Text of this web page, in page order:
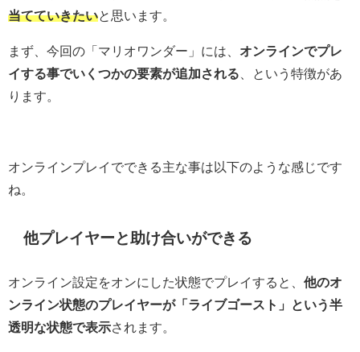
当てていきたいと思います。
まず、今回の「マリオワンダー」には、 オンラインでプレ
イする事でいくつかの要素が追加される 、という特徴があ
ります。
オンラインプレイでできる主な事は以下のような感じです
ね。
他プレイヤーと助け合いができる
オンライン設定をオンにした状態でプレイすると、 他のオ
ンライン状態のプレイヤーが「ライブゴースト」という半
透明な状態で表示されます。